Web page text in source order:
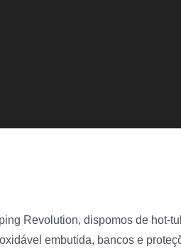
Revolution, dispomos de hot-
embutida, bancos e